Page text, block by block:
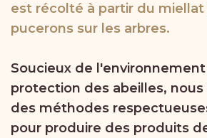
est récolté à partir du
pucerons sur les arbres.
Soucieux de
protection des abeilles, nous
des méthodes
pour produire des produits